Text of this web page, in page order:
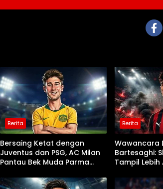
Berita
Bersaing Ketat dengan
Juventus dan PSG, AC Milan
Pantau Bek Muda Parma
Berita
Wawancara
Bartesaghi:
Tampil